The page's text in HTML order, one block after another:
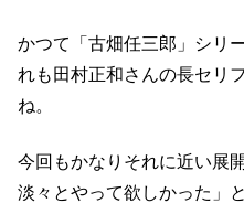
かつて「古畑任三郎」シリ
れも田村正和さんの長セリ
ね。
今回もかなりそれに近い展
淡々とやって欲しかった」